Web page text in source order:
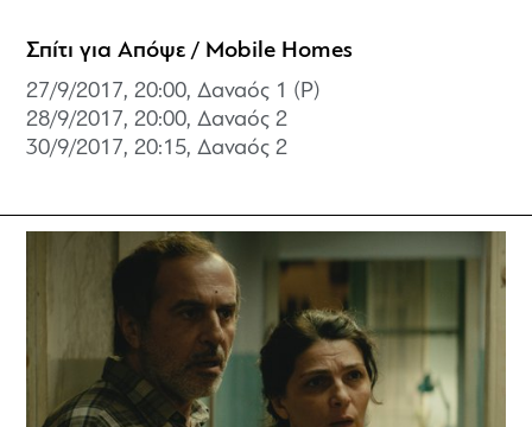
Σπίτι για Απόψε / Mobile Homes
27/9/2017, 20:00, Δαναός 1 (P)
28/9/2017, 20:00,Δαναός 2
30/9/2017, 20:15,Δαναός 2